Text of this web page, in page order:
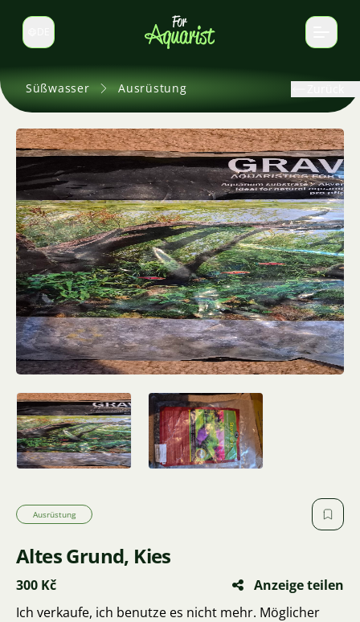
Sprache wechseln
Süßwasser Ausrüstung
Ausrüstung
Altes Grund, Kies
300 Kč
Anzeige teilen
Ich verkaufe, ich benutze es nicht mehr. Möglicher